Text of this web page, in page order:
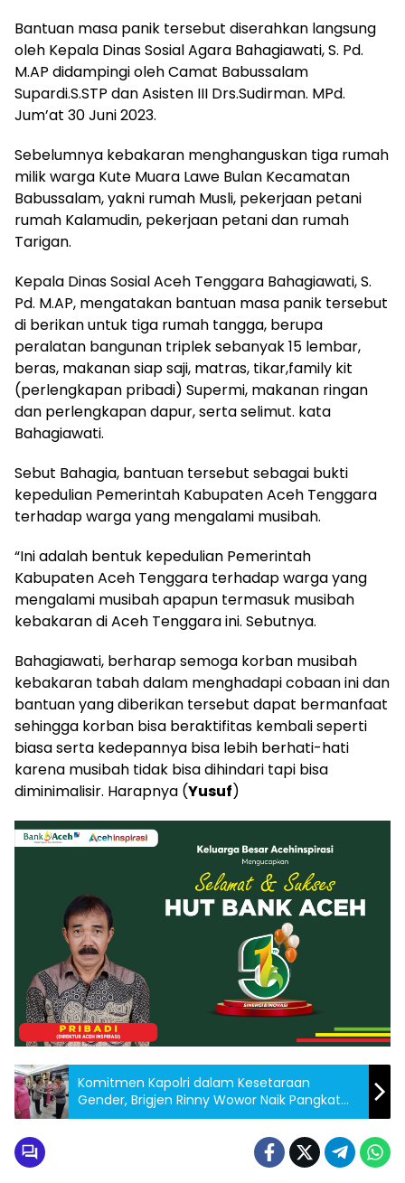
Bantuan masa panik tersebut diserahkan langsung
oleh Kepala Dinas Sosial Agara Bahagiawati, S. Pd.
M.AP didampingi oleh Camat Babussalam
Supardi.S.STP dan Asisten III Drs.Sudirman. MPd.
Jum’at 30 Juni 2023.
Sebelumnya kebakaran menghanguskan tiga rumah
milik warga Kute Muara Lawe Bulan Kecamatan
Babussalam, yakni rumah Musli, pekerjaan petani
rumah Kalamudin, pekerjaan petani dan rumah
Tarigan.
Kepala Dinas Sosial Aceh Tenggara Bahagiawati, S.
Pd. M.AP, mengatakan bantuan masa panik tersebut
di berikan untuk tiga rumah tangga, berupa
peralatan bangunan triplek sebanyak 15 lembar,
beras, makanan siap saji, matras, tikar,family kit
(perlengkapan pribadi) Supermi, makanan ringan
dan perlengkapan dapur, serta selimut. kata
Bahagiawati.
Sebut Bahagia, bantuan tersebut sebagai bukti
kepedulian Pemerintah Kabupaten Aceh Tenggara
terhadap warga yang mengalami musibah.
“Ini adalah bentuk kepedulian Pemerintah
Kabupaten Aceh Tenggara terhadap warga yang
mengalami musibah apapun termasuk musibah
kebakaran di Aceh Tenggara ini. Sebutnya.
Bahagiawati, berharap semoga korban musibah
kebakaran tabah dalam menghadapi cobaan ini dan
bantuan yang diberikan tersebut dapat bermanfaat
sehingga korban bisa beraktifitas kembali seperti
biasa serta kedepannya bisa lebih berhati-hati
karena musibah tidak bisa dihindari tapi bisa
diminimalisir. Harapnya (Yusuf)
Komitmen Kapolri dalam Kesetaraan
Gender, Brigjen Rinny Wowor Naik Pangkat
dan Duduki Jabatan Strategis